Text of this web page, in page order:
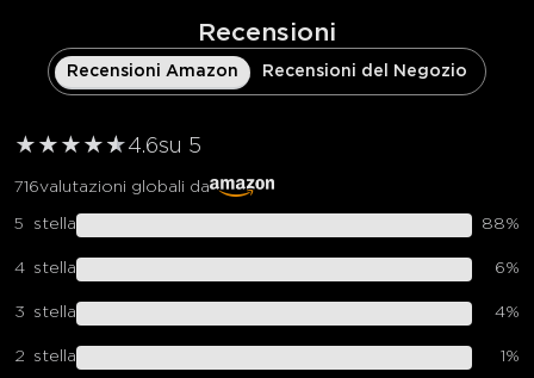
Recensioni
Recensioni Amazon Recensioni del Negozio
★ ★ ★ ★ ★
★4.6su 5
716valutazioni globali da
5 stella 88%
4 stella 6%
3 stella 4%
2 stella 1 %